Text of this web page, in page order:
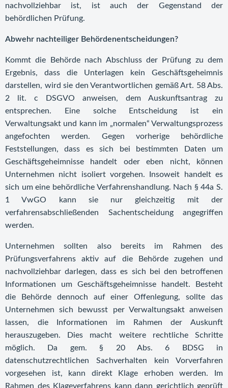
nachvollziehbar ist, ist auch der Gegenstand der
behördlichen Prüfung.
Abwehr nachteiliger Behördenentscheidungen?
Kommt die Behörde nach Abschluss der Prüfung zu dem
Ergebnis, dass die Unterlagen kein Geschäftsgeheimnis
darstellen, wird sie den Verantwortlichen gemäß Art. 58 Abs.
2 lit. c DSGVO anweisen, dem Auskunftsantrag zu
entsprechen. Eine solche Entscheidung ist ein
Verwaltungsakt und kann im „normalen“ Verwaltungsprozess
angefochten werden. Gegen vorherige behördliche
Feststellungen, dass es sich bei bestimmten Daten um
Geschäftsgeheimnisse handelt oder eben nicht, können
Unternehmen nicht isoliert vorgehen. Insoweit handelt es
sich um eine behördliche Verfahrenshandlung. Nach § 44a S.
1 VwGO kann sie nur gleichzeitig mit der
verfahrensabschließenden Sachentscheidung angegriffen
werden.
Unternehmen sollten also bereits im Rahmen des
Prüfungsverfahrens aktiv auf die Behörde zugehen und
nachvollziehbar darlegen, dass es sich bei den betroffenen
Informationen um Geschäftsgeheimnisse handelt. Besteht
die Behörde dennoch auf einer Offenlegung, sollte das
Unternehmen sich bewusst per Verwaltungsakt anweisen
lassen, die Informationen im Rahmen der Auskunft
herauszugeben. Dies macht weitere rechtliche Schritte
möglich. Da gem. § 20 Abs. 6 BDSG in
datenschutzrechtlichen Sachverhalten kein Vorverfahren
vorgesehen ist, kann direkt Klage erhoben werden. Im
Rahmen des Klageverfahrens kann dann gerichtlich geprüft